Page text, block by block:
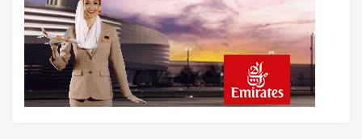
23 saat önce
Aslıhan Güven, Airport Leader of the
Future Finalisti Oldu